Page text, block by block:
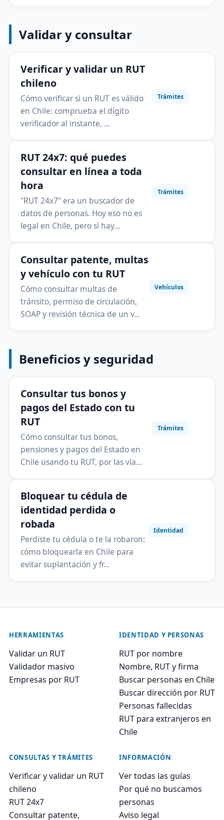
Validar y consultar
Verificar y validar un RUT
chileno
Cómo verificar si un RUT es válido
en Chile: comprueba el dígito
verificador al instante, …
Trámites
RUT 24x7: qué puedes
consultar en línea a toda
hora
"RUT 24x7" era un buscador de
datos de personas. Hoy eso no es
legal en Chile, pero sí hay…
Trámites
Consultar patente, multas
y vehículo con tu RUT
Cómo consultar multas de
tránsito, permiso de circulación,
SOAP y revisión técnica de un v…
Vehículos
Beneficios y seguridad
Consultar tus bonos y
pagos del Estado con tu
RUT
Cómo consultar tus bonos,
pensiones y pagos del Estado en
Chile usando tu RUT, por las vía…
Trámites
Bloquear tu cédula de
identidad perdida o
robada
Perdiste tu cédula o te la robaron:
cómo bloquearla en Chile para
evitar suplantación y fr…
Identidad
HERRAMIENTAS
Validar un RUT
Validador masivo
Empresas por RUT
IDENTIDAD Y PERSONAS
RUT por nombre
Nombre, RUT y firma
Buscar personas en Chile
Buscar dirección por RUT
Personas fallecidas
RUT para extranjeros en
Chile
CONSULTAS Y TRÁMITES
Verificar y validar un RUT
chileno
RUT 24x7
Consultar patente,
INFORMACIÓN
Ver todas las guías
Por qué no buscamos
personas
Aviso legal